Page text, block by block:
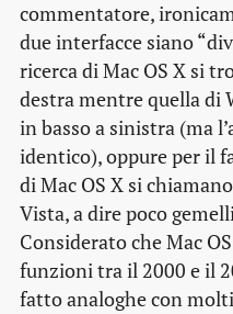
commentatore,
due interfacce siano
ricerca di Mac OS X si
destra mentre quella di
in basso a sinistra (ma
identico), oppure per il
di Mac OS X si
Vista, a dire poco
Considerato che Mac
funzioni tra il 2000 e il
fatto analoghe con